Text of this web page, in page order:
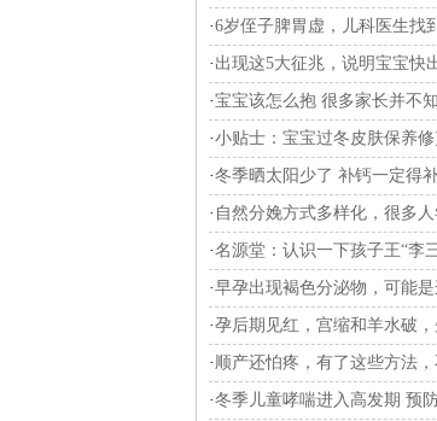
·6岁侄子脾胃虚，儿科医生找
· 出现这5大征兆，说明宝宝快
·宝宝该怎么抱 很多家长并不
·小贴士：宝宝过冬皮肤保养修
·冬季晒太阳少了 补钙一定得
· 自然分娩方式多样化，很多
·名源堂：认识一下孩子王“李
·早孕出现褐色分泌物，可能
·孕后期见红，宫缩和羊水破
· 顺产还怕疼，有了这些方法
·冬季儿童哮喘进入高发期 预